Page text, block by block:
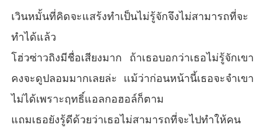
เวินหมั้นที่คิดจะแสร้งทำเป็นไม่รู้จักจึงไม่สามารถที่จะ
ทำได้แล้ว
โฮ่วซ่าวถิงมีชื่อเสียงมาก ถ้าเธอบอกว่าเธอไม่รู้จักเขา
คงจะดูปลอมมากเลยล่ะ แม้ว่าก่อนหน้านี้เธอจะจำเขา
ไม่ได้เพราะฤทธิ์แอลกอฮอล์ก็ตาม
แถมเธอยังรู้ดีด้วยว่าเธอไม่สามารถที่จะไปทำให้คน